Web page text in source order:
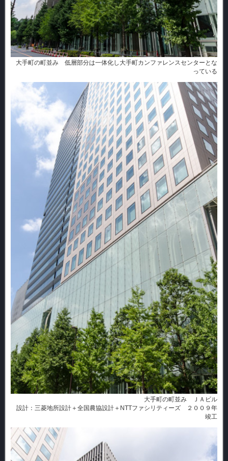
大手町の町並み 低層部分は一体化し大手町カンファレンスセンターとな
っている
大手町の町並み ＪＡビル
設計：三菱地所設計＋全国農協設計＋NTTファシリティーズ ２００９年
竣工